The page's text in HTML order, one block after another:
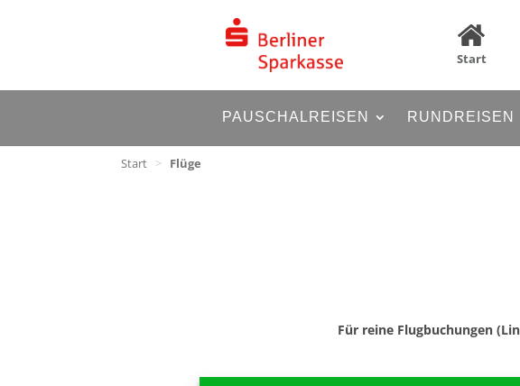
Start
PAUSCHALREISEN RUNDREISEN
Start > Flüge
Für reine Flugbuchungen